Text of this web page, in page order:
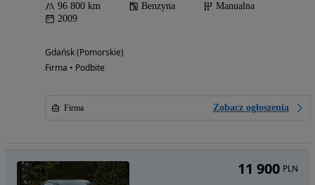
96 800 km Benzyna
Manualna
2009
Gdańsk (Pomorskie)
Firma • Podbite
Firma Zobacz ogłoszenia
11 900 PLN